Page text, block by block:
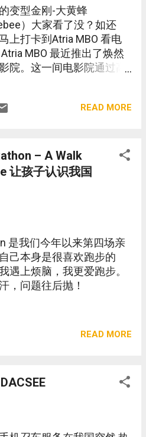
变型金刚-大黄蜂
）大家看了没？如还
上打卡到Atria MBO 看电
MBO 最近推出了焕然
院。这一间电影院通过高
READ MORE
– A Walk
让孩子认识我国
是我们今年以来第四场亲
己本身是很喜欢跑步的
遇上烦脑，我更爱跑步。
，问题往后抛！
READ MORE